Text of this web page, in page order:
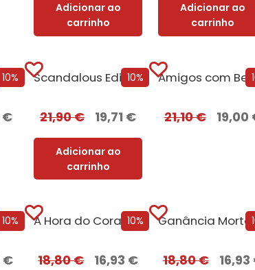
Adicionar ao
carrinho
Adicionar ao
carrinho
10%
O Cavaleiro dos Sete Reinos [Nova Edição]...
€
10%
Scandalous Edição com EDGES
21,90€ 19,71 €
Adicionar ao
carrinho
21,10€ 19,00
10%
Uma de Nós Vai Morrer
€
10%
A Hora do Coração
18,80€ 16,93 € 18,80€ 16,93